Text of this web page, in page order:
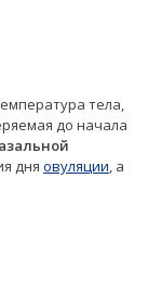
тела,
до начала
дня овуляции, а